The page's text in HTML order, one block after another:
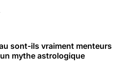
sont-ils vraiment menteurs
mythe astrologique